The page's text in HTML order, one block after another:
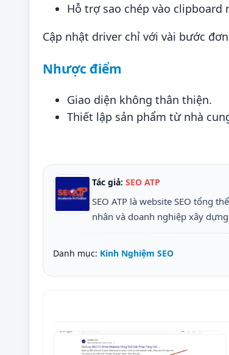
Hỗ trợ sao chép vào clipboard
Cập nhật driver chỉ với vài bước
Nhược điểm
Giao diện không thân thiện.
Thiết lập sản phẩm từ nhà
Tác giả: SEO ATP
SEO ATP là website SEO tổng
nhân và doanh nghiệp xây
Danh mục: Kinh Nghiệm SEO